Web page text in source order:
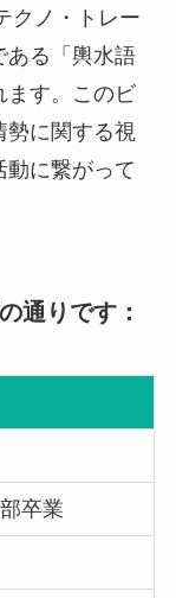
クノ・トレー
ある「輿水語
ます。このビ
勢に関する視
動に繋がって
通りです：
卒業